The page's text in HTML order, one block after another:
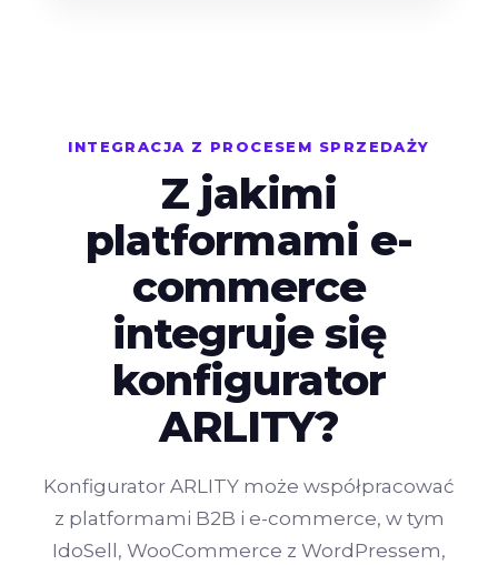
INTEGRACJA Z PROCESEM SPRZEDAŻY
Z jakimi
platformami e-
commerce
integruje się
konfigurator
ARLITY?
Konfigurator ARLITY może współpracować
z platformami B2B i e-commerce, w tym
IdoSell, WooCommerce z WordPressem,